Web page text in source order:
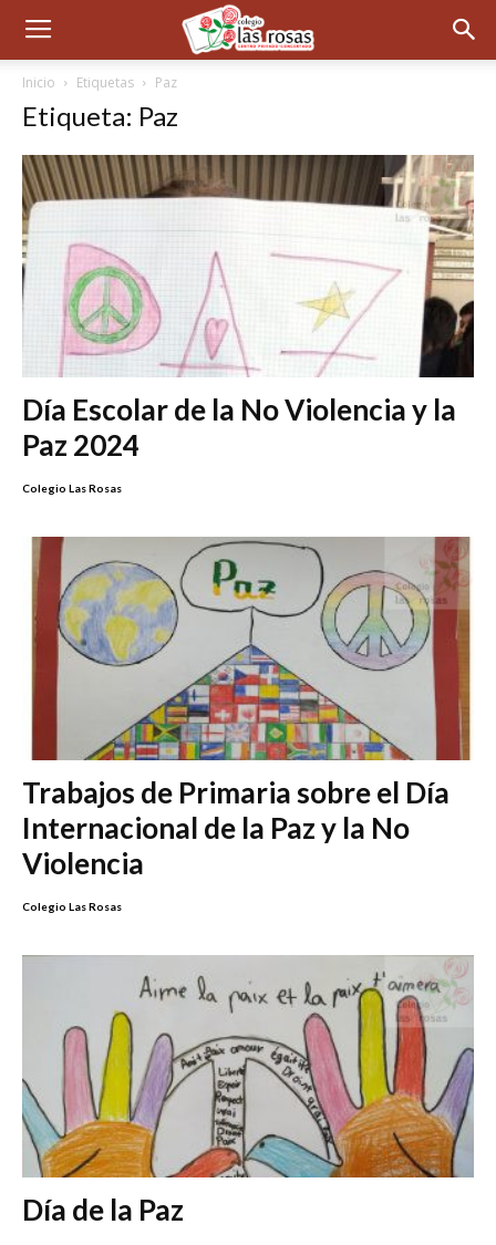
Inicio Etiquetas Paz
Etiqueta: Paz
Día Escolar de la No Violencia y la
Paz 2024
Colegio Las Rosas
Trabajos de Primaria sobre el Día
Internacional de la Paz y la No
Violencia
Colegio Las Rosas
Día de la Paz